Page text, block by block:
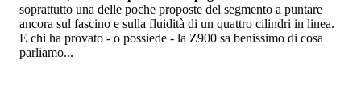
soprattutto una delle poche proposte del segmento a puntare
ancora sul fascino e sulla fluidità di un quattro cilindri in linea.
E chi ha provato - o possiede - la Z900 sa benissimo di cosa
parliamo...